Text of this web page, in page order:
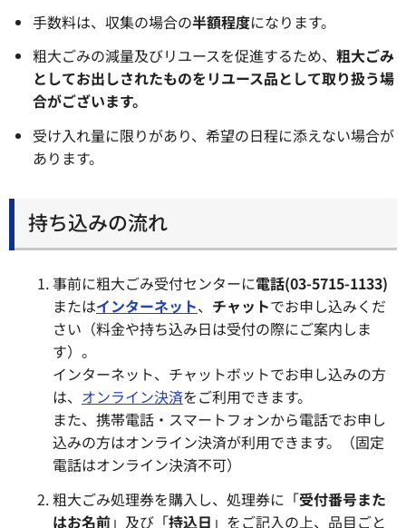
手数料は、収集の場合の半額程度になります。
粗大ごみの減量及びリユースを促進するため、 粗大ごみ
としてお出しされたものをリユース品として取り扱う場
合がございます。
受け入れ量に限りがあり、希望の日程に添えない場合が
あります。
持ち込みの流れ
事前に粗大ごみ受付センターに電話(03-5715-1133)
またはインターネット、 チャットでお申し込みくだ
さい（料金や持ち込み日は受付の際にご案内しま
す）。
インターネット、チャットボットでお申し込みの方
は、 オンライン決済をご利用できます。
また、携帯電話・スマートフォンから電話でお申し
込みの方はオンライン決済が利用できます。（固定
電話はオンライン決済不可）
粗大ごみ処理券を購入し、処理券に「受付番号また
はお名前」及び「持込日 」をご記入の上、品目ごと